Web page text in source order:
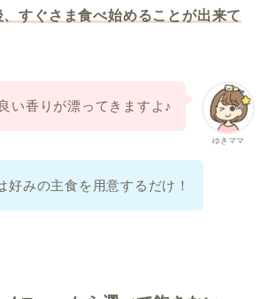
、すぐさま食べ始めることが出来て
ゆきママ
い香りが漂ってきますよ♪
好みの主食を用意するだけ！